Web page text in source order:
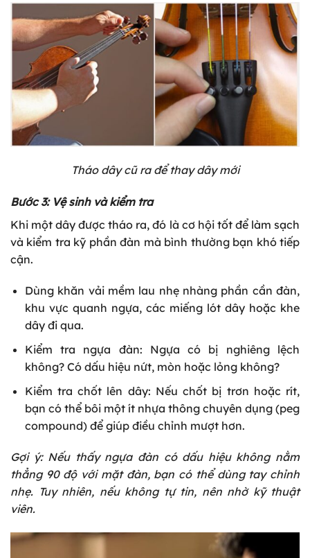
Tháo dây cũ ra để thay dây mới
Bước 3: Vệ sinh và kiểm tra
Khi một dây được tháo ra, đó là cơ hội tốt để làm sạch
và kiểm tra kỹ phần đàn mà bình thường bạn khó tiếp
cận.
Dùng khăn vải mềm lau nhẹ nhàng phần cần đàn,
khu vực quanh ngựa, các miếng lót dây hoặc khe
dây đi qua.
Kiểm tra ngựa đàn: Ngựa có bị nghiêng lệch
không? Có dấu hiệu nứt, mòn hoặc lỏng không?
Kiểm tra chốt lên dây: Nếu chốt bị trơn hoặc rít,
bạn có thể bôi một ít nhựa thông chuyên dụng (peg
compound) để giúp điều chỉnh mượt hơn.
Gợi ý: Nếu thấy ngựa đàn có dấu hiệu không nằm
thẳng 90 độ với mặt đàn, bạn có thể dùng tay chỉnh
nhẹ. Tuy nhiên, nếu không tự tin, nên nhờ kỹ thuật
viên.